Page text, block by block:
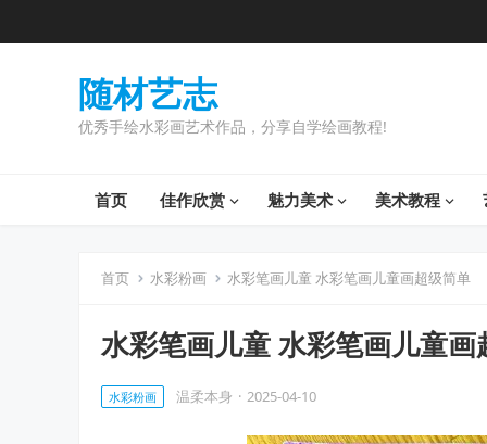
随材艺志
优秀手绘水彩画艺术作品，分享自学绘画教程!
首页 佳作欣赏 魅力美术 美术教程
首页 水彩粉画 水彩笔画儿童 水彩笔画儿童画超级简单
水彩笔画儿童 水彩笔画儿童画
水彩粉画 温柔本身 · 2025-04-10